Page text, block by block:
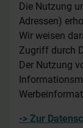
Die Nutzung
Adressen)
Wir weisen
Zugriff durch
Der Nutzung
-> Zur